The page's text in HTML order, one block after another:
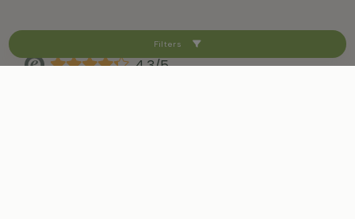
Filters
4.3/5